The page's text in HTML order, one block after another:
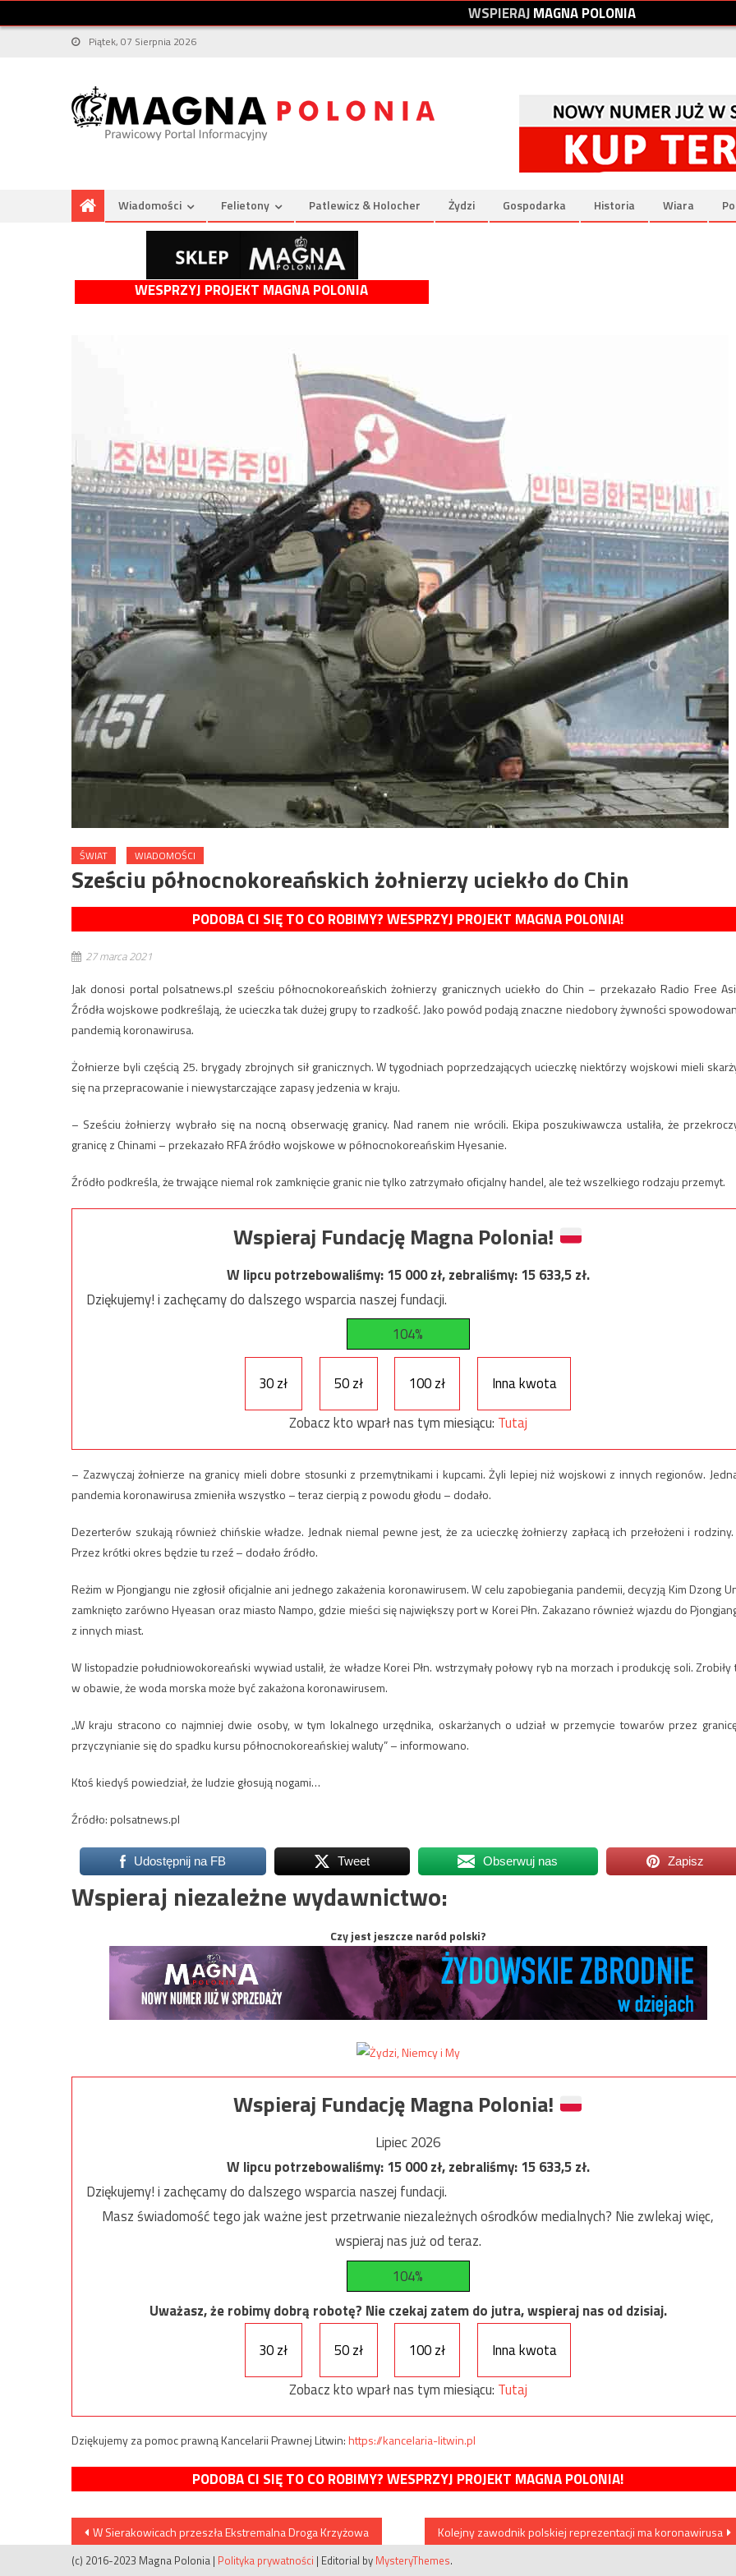
WSPIERAJMAGNAPOLONIA
Piątek, 07 Sierpnia 2026
Wiadomości Felietony Patlewicz & Holocher Żydzi Gospodarka Historia Wiara
WESPRZYJ PROJEKT MAGNA POLONIA
ŚWIAT WIADOMOŚCI
Sześciu północnokoreańskich żołnierzy uciekło do Chin
PODOBA CI SIĘ TO CO ROBIMY? WESPRZYJ PROJEKT MAGNA POLONIA!
27 marca 2021
Jak donosi portal polsatnews.pl sześciu północnokoreańskich żołnierzy granicznych uciekło do Chin – przekazało Radio Free
Źródła wojskowe podkreślają, że ucieczka tak dużej grupy to rzadkość. Jako powód podają znaczne niedobory żywności
pandemią koronawirusa.
Żołnierze byli częścią 25. brygady zbrojnych sił granicznych. W tygodniach poprzedzających ucieczkę niektórzy wojskowi mieli
się na przepracowanie i niewystarczające zapasy jedzenia w kraju.
– Sześciu żołnierzy wybrało się na nocną obserwację granicy. Nad ranem nie wrócili. Ekipa poszukiwawcza ustaliła, że
granicę z Chinami – przekazało RFA źródło wojskowe w północnokoreańskim Hyesanie.
Źródło podkreśla, że trwające niemal rok zamknięcie granic nie tylko zatrzymało oficjalny handel, ale też wszelkiego rodzaju przemyt.
Wspieraj Fundację Magna Polonia!
W lipcu potrzebowaliśmy:15 000zł, zebraliśmy:15 633,5zł.
Dziękujemy! i zachęcamy do dalszego wsparcia naszej fundacji.
104%
30 zł 50 zł 100 zł
Inna kwota
Zobacz kto wparł nas tym miesiącu: Tutaj
– Zazwyczaj żołnierze na granicy mieli dobre stosunki z przemytnikami i kupcami. Żyli lepiej niż wojskowi z innych regionów.
pandemia koronawirusa zmieniła wszystko – teraz cierpią z powodu głodu – dodało.
Dezerterów szukają również chińskie władze. Jednak niemal pewne jest, że za ucieczkę żołnierzy zapłacą ich przełożeni i
Przez krótki okres będzie tu rzeź – dodało źródło.
Reżim w Pjongjangu nie zgłosił oficjalnie ani jednego zakażenia koronawirusem. W celu zapobiegania pandemii, decyzją Kim Dzong
zamknięto zarówno Hyeasan oraz miasto Nampo, gdzie mieści się największy port w Korei Płn. Zakazano również wjazdu do
z innych miast.
W listopadzie południowokoreański wywiad ustalił, że władze Korei Płn. wstrzymały połowy ryb na morzach i produkcję soli. Zrobiły
w obawie, że woda morska może być zakażona koronawirusem.
„W kraju stracono co najmniej dwie osoby, w tym lokalnego urzędnika, oskarżanych o udział w przemycie towarów przez
przyczynianie się do spadku kursu północnokoreańskiej waluty” – informowano.
Ktoś kiedyś powiedział, że ludzie głosują nogami…
Źródło: polsatnews.pl
Udostępnij na FB Tweet Obserwuj nas Zapisz
Wspieraj niezależne wydawnictwo:
Czy jest jeszcze naród polski?
Wspieraj Fundację Magna Polonia!
Lipiec 2026
W lipcu potrzebowaliśmy:15 000zł, zebraliśmy:15 633,5zł.
Dziękujemy! i zachęcamy do dalszego wsparcia naszej fundacji.
Masz świadomość tego jak ważne jest przetrwanie niezależnych ośrodków medialnych? Nie zwlekaj więc,
wspieraj nas już od teraz.
104%
Uważasz, że robimy dobrą robotę? Nie czekaj zatem do jutra, wspieraj nas od dzisiaj.
30 zł
50 zł 100 zł
Inna kwota
Zobacz kto wparł nas tym miesiącu: Tutaj
Dziękujemy za pomoc prawną Kancelarii Prawnej Litwin:https://kancelaria-litwin.pl
PODOBA CI SIĘ TO CO ROBIMY? WESPRZYJ PROJEKT MAGNA POLONIA!
Nawigacja
wpisu
W Sierakowicach przeszła Ekstremalna Droga Krzyżowa Kolejny zawodnik polskiej reprezentacji ma koronawirusa
(c) 2016-2023 Magna Polonia | Polityka prywatności | Editorial by MysteryThemes.